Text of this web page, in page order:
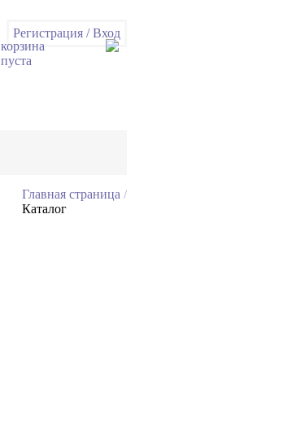
Регистрация /Вход
корзина
пуста
Главная страница /
Каталог